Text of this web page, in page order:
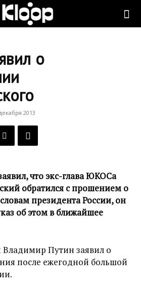
о
2013
что экс-глава ЮКОСа
обратился с прошением о
президента России, он
об этом в ближайшее
Владимир Путин заявил о
после ежегодной большой